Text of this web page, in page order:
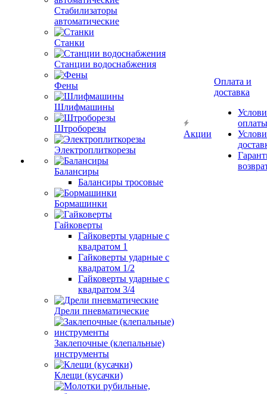
Стабилизаторы
автоматические
Станки
Станции водоснабжения
Фены
Шлифмашины
Штроборезы
Электроплиткорезы
Балансиры
Балансиры тросовые
Бормашинки
Гайковерты
Гайковерты ударные с
квадратом 1
Гайковерты ударные с
квадратом 1/2
Гайковерты ударные с
квадратом 3/4
Дрели пневматические
Заклепочные (клепальные)
инструменты
Клещи (кусачки)
Акции
Оплата и
доставка
оплаты